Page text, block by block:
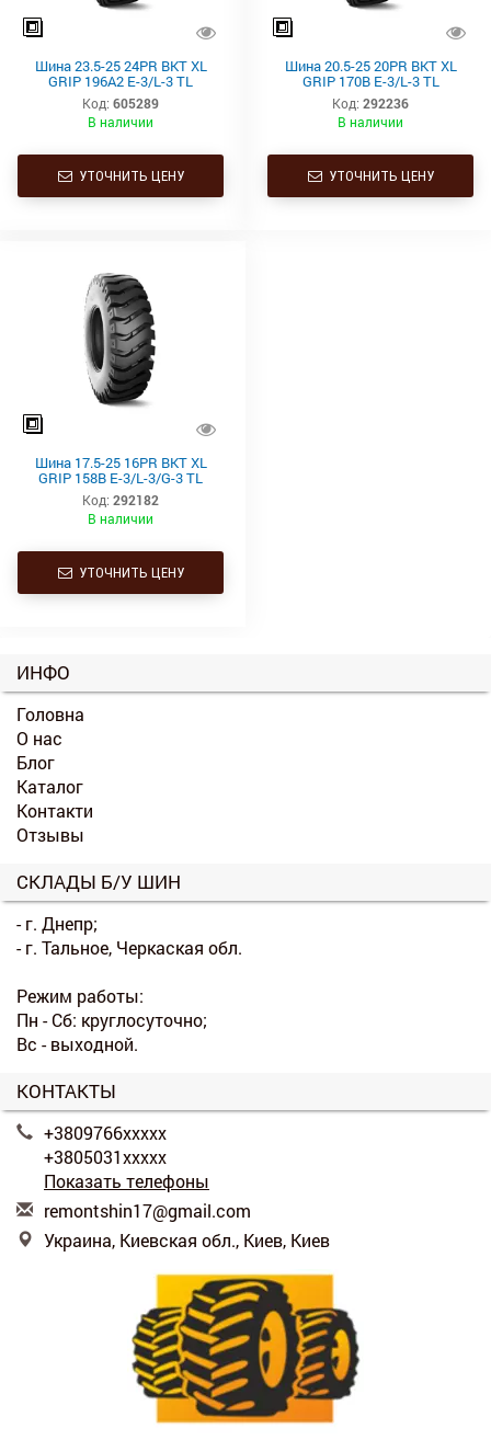
Шина 23.5-25 24PR BKT XL
GRIP 196A2 E-3/L-3 TL
Код: 605289
В наличии
УТОЧНИТЬ ЦЕНУ
Шина 20.5-25 20PR BKT XL
GRIP 170B E-3/L-3 TL
Код: 292236
В наличии
УТОЧНИТЬ ЦЕНУ
Шина 17.5-25 16PR BKT XL
GRIP 158B E-3/L-3/G-3 TL
Код: 292182
В наличии
УТОЧНИТЬ ЦЕНУ
ИНФО
Головна
О нас
Блог
Каталог
Контакти
Отзывы
СКЛАДЫ Б/У ШИН
- г. Днепр;
- г. Тальное, Черкаская обл.
Режим работы:
Пн - Сб: круглосуточно;
Вс - выходной.
КОНТАКТЫ
+3809766xxxxx
+3805031xxxxx
Показать телефоны
remontshin17@gmail.com
Украина, Киевская обл., Киев, Киев